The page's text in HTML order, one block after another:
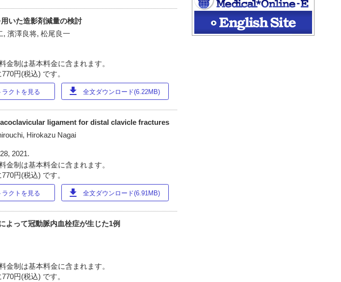
いた造影剤減量の検討
, 濱澤良将, 松尾良一
金制は基本料金に含まれます。
円(税込) です。
ラクトを見る download 全文ダウンロード(6.22MB)
ligament for distal clavicle fractures
Hirokazu Nagai
2021.
金制は基本料金に含まれます。
円(税込) です。
ラクトを見る download 全文ダウンロード(6.91MB)
よって冠動脈内血栓症が生じた1例
金制は基本料金に含まれます。
円(税込) です。